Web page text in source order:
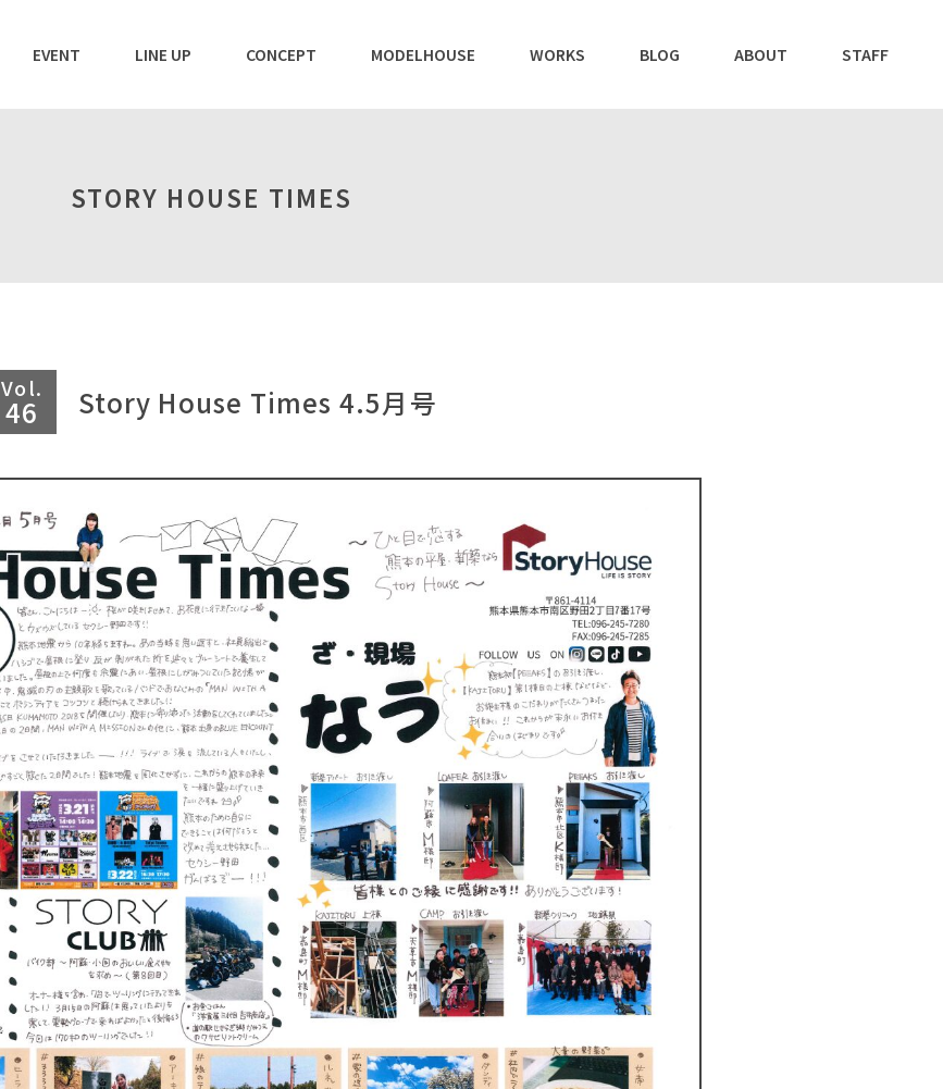
EVENT LINE UP CONCEPT MODELHOUSE WORKS BLOG ABOUT STAFF
STORY HOUSE TIMES
Vol.
46 Story House Times 4.5月号